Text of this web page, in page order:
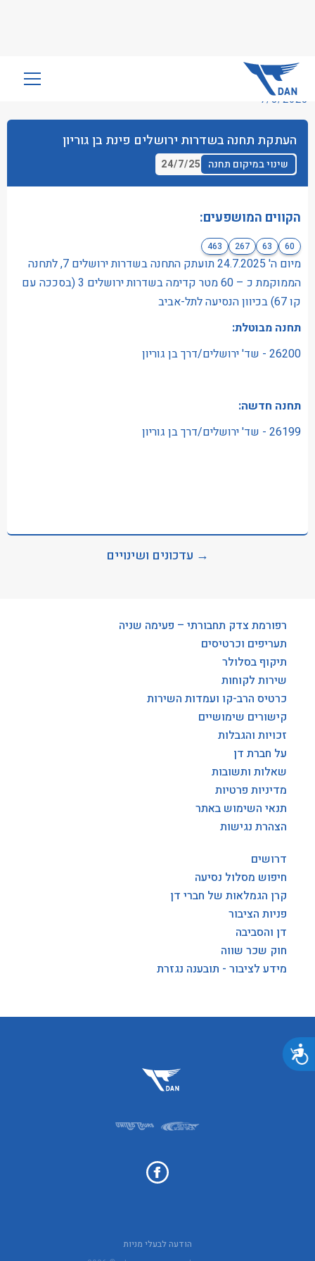
שִׂים
בְּאֲתָר
זֶה
מֻפְעֶלֶת
מַעֲרֶכֶת
נָגִישׁ
הַמְּסַיַּעַת
לִנְגִישׁוּת
הָאֲתָר.
נגישות
7/8/2025
העתקת תחנה בשדרות ירושלים פינת בן גוריון
שינוי במיקום תחנה 24/7/25
הקווים המושפעים:
60
63
267
463
מיום ה' 24.7.2025 תועתק התחנה בשדרות ירושלים 7, לתחנה
הממוקמת כ – 60 מטר קדימה בשדרות ירושלים 3 (בסככה עם
קו 67) בכיוון הנסיעה לתל-אביב
תחנה מבוטלת:
26200 - שד' ירושלים/דרך בן גוריון
תחנה חדשה:
26199 - שד' ירושלים/דרך בן גוריון
→ עדכונים ושינויים
רפורמת צדק תחבורתי – פעימה שניה
תעריפים וכרטיסים
תיקוף בסלולר
שירות לקוחות
כרטיס הרב-קו ועמדות השירות
קישורים שימושיים
זכויות והגבלות
על חברת דן
שאלות ותשובות
מדיניות פרטיות
תנאי השימוש באתר
הצהרת נגישות
דרושים
חיפוש מסלול נסיעה
קרן הגמלאות של חברי דן
פניות הציבור
דן והסביבה
חוק שכר שווה
מידע לציבור - תובענה נגזרת
הודעה לבעלי מניות